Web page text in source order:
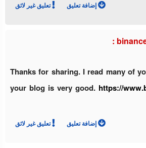
إضافة تعليق تعليق غير لائق
:
Thanks for sharing. I read many of
your blog is very good. https://
إضافة تعليق تعليق غير لائق